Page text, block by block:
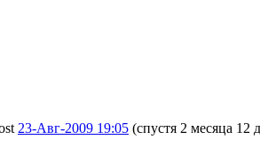
23-Авг-2009 19:05 (спустя 2 месяца 12